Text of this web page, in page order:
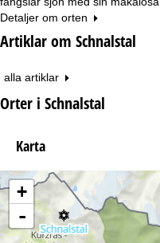
Detaljer om orten
Artiklar om Schnalstal
alla artiklar
Orter i Schnalstal
Karta
+
-